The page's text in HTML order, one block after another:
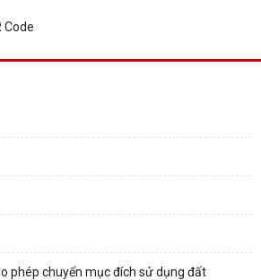
phép chuyển mục đích sử dụng đất